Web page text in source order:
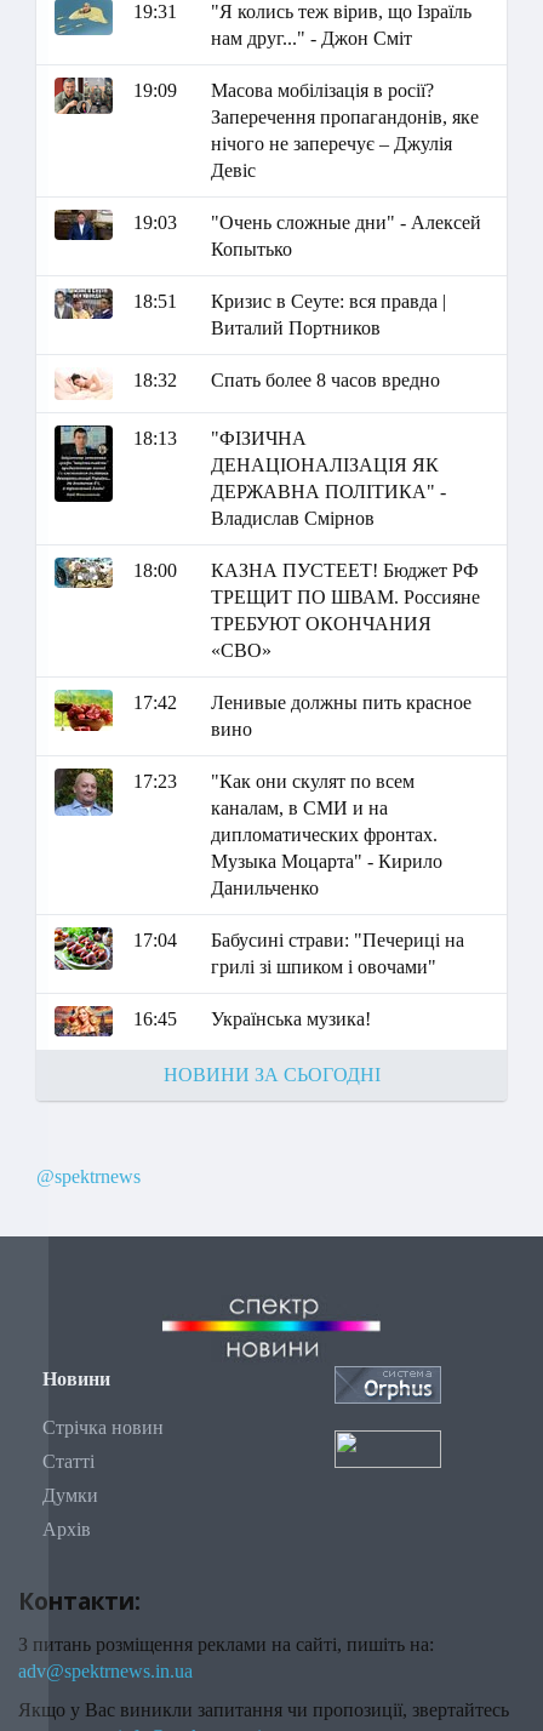
19:31
"Я колись теж вірив, що Ізраїль
нам друг..." - Джон Сміт
19:09
Масова мобілізація в росії?
Заперечення пропагандонів, яке
нічого не заперечує – Джулія
Девіс
19:03
"Очень сложные дни" - Алексей
Копытько
18:51
Кризис в Сеуте: вся правда |
Виталий Портников
18:32 Спать более 8 часов вредно
18:13
"ФІЗИЧНА
ДЕНАЦІОНАЛІЗАЦІЯ ЯК
ДЕРЖАВНА ПОЛІТИКА" -
Владислав Смірнов
18:00
КАЗНА ПУСТЕЕТ! Бюджет РФ
ТРЕЩИТ ПО ШВАМ. Россияне
ТРЕБУЮТ ОКОНЧАНИЯ
«СВО»
17:42
Ленивые должны пить красное
вино
17:23
"Как они скулят по всем
каналам, в СМИ и на
дипломатических фронтах.
Музыка Моцарта" - Кирило
Данильченко
17:04
Бабусині страви: "Печериці на
грилі зі шпиком і овочами"
16:45 Українська музика!
НОВИНИ ЗА СЬОГОДНІ
@spektrnews
Новини
Стрічка новин
Статті
Думки
Архів
Контакти:
З питань розміщення реклами на сайті, пишіть на:
adv@spektrnews.in.ua
Якщо у Вас виникли запитання чи пропозиції, звертайтесь